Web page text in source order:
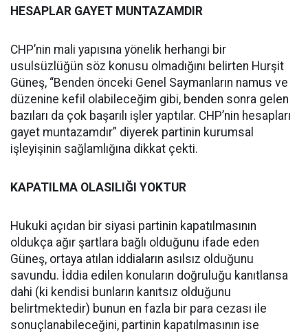
HESAPLAR GAYET MUNTAZAMDIR
CHP’nin mali yapısına yönelik herhangi bir
usulsüzlüğün söz konusu olmadığını belirten Hurşit
Güneş, “Benden önceki Genel Saymanların namus ve
düzenine kefil olabileceğim gibi, benden sonra gelen
bazıları da çok başarılı işler yaptılar. CHP’nin hesapları
gayet muntazamdır” diyerek partinin kurumsal
işleyişinin sağlamlığına dikkat çekti.
KAPATILMA OLASILIĞI YOKTUR
Hukuki açıdan bir siyasi partinin kapatılmasının
oldukça ağır şartlara bağlı olduğunu ifade eden
Güneş, ortaya atılan iddiaların asılsız olduğunu
savundu. İddia edilen konuların doğruluğu kanıtlansa
dahi (ki kendisi bunların kanıtsız olduğunu
belirtmektedir) bunun en fazla bir para cezası ile
sonuçlanabileceğini, partinin kapatılmasının ise